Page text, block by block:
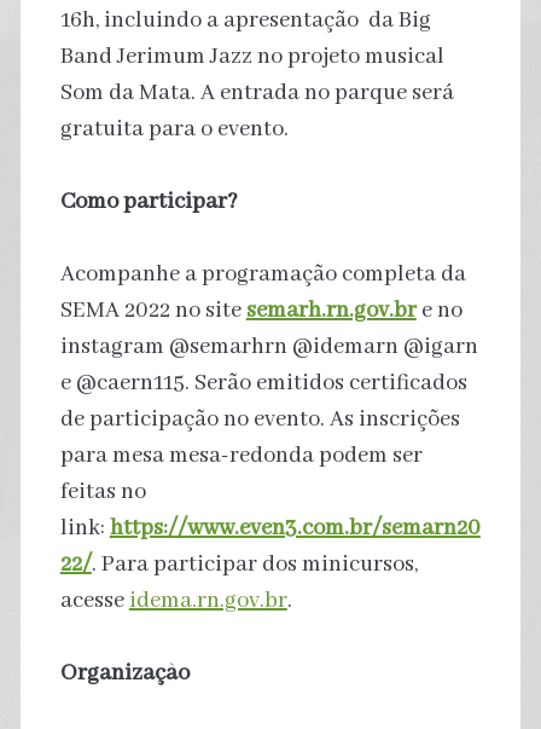
16h, incluindo a apresentação da Big
Band Jerimum Jazz no projeto musical
Som da Mata. A entrada no parque será
gratuita para o evento.
Como participar?
Acompanhe a programação completa da
SEMA 2022 no sitesemarh.rn.gov.bre no
instagram @semarhrn @idemarn @igarn
e @caern115. Serão emitidos certificados
de participação no evento. As inscrições
para mesa mesa-redonda podem ser
feitas no
link:https://www.even3.com.br/semarn20
22/. Para participar dos minicursos,
acesseidema.rn.gov.br.
Organização